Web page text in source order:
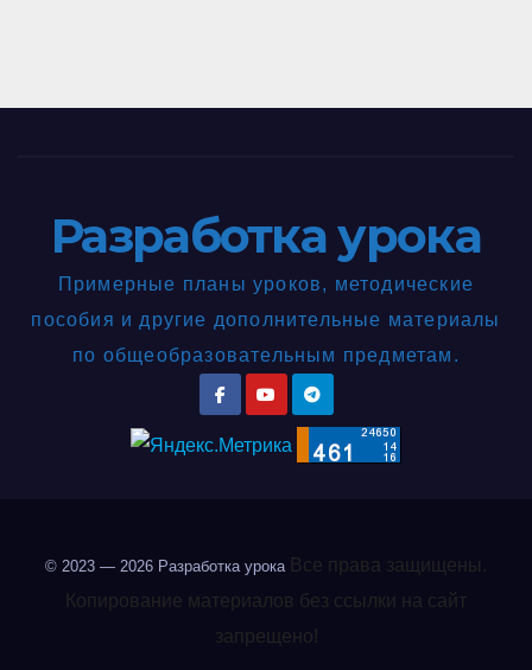
Разработка урока
Примерные планы уроков, методические
пособия и другие дополнительные материалы
по общеобразовательным предметам.
© 2023 — 2026 Разработка урокаВсе права защищены.
Копирование материалов без ссылки на сайт
запрещено!